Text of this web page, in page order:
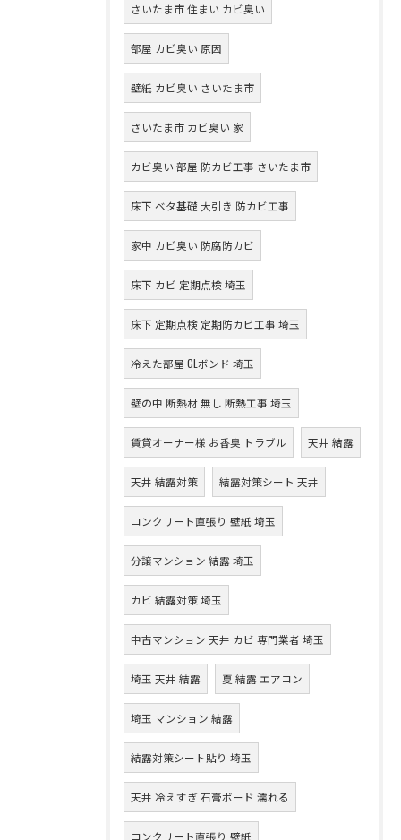
さいたま市 住まい カビ臭い
部屋 カビ臭い 原因
壁紙 カビ臭い さいたま市
さいたま市 カビ臭い 家
カビ臭い 部屋 防カビ工事 さいたま市
床下 ベタ基礎 大引き 防カビ工事
家中 カビ臭い 防腐防カビ
床下 カビ 定期点検 埼玉
床下 定期点検 定期防カビ工事 埼玉
冷えた部屋 GLボンド 埼玉
壁の中 断熱材 無し 断熱工事 埼玉
賃貸オーナー様 お香臭 トラブル 天井 結露
天井 結露対策 結露対策シート 天井
コンクリート直張り 壁紙 埼玉
分譲マンション 結露 埼玉
カビ 結露対策 埼玉
中古マンション 天井 カビ 専門業者 埼玉
埼玉 天井 結露 夏 結露 エアコン
埼玉 マンション 結露
結露対策シート貼り 埼玉
天井 冷えすぎ 石膏ボード 濡れる
コンクリート直張り 壁紙